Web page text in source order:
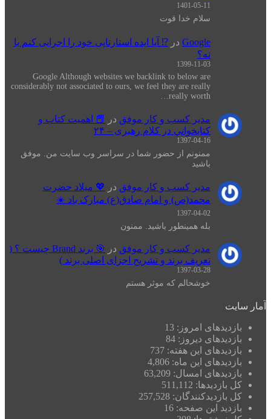
1401-05-11
سلام خدا قوت
Google در ⁉️ آیا ایده استارتاپی خود را اجرایی کنم یا
نه؟
1399-11-03
Google Although websites we backlink to below are
considerably not associated to ours, we feel they are really
really worth…
مدیر کسب و کار موفق در
📕 اهميت كتاب و
كتابخواني در كلام رهبری – ۲۴
1397-04-16
ممنونم از حضور شما در سراسر وب سایت من. موفق
باشید
مدیر کسب و کار موفق در
💖 میلاد حضرت
محمد(ص) و امام صادق(ع) مبارک باد ☀️
1397-04-02
بله همینطور باشید. ممنون
مدیر کسب و کار موفق در
🎯 برند Brand چیست ؟ (
تعریف برند و تشریح اجزای اصلی برند )
1397-03-28
خوشحالم که موثر هستم
آمار سایت
بازدیدهای امروز: 13
بازدیدهای دیروز: 84
بازدیدهای این هفته: 737
بازدیدهای این ماه: 4,806
بازدیدهای امسال: 63,209
کل بازدیدها: 511,112
کل بازدیدکنند‌گان: 257,528
بازدید این صفحه: 16